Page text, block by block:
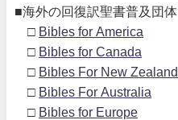
■海外の回復訳聖書普及団体
□ Bibles for America
□ Bibles for Canada
□ Bibles For New Zealand
□ Bibles For Australia
□ Bibles for Europe